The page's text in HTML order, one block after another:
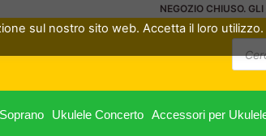
NEGOZIO CHIUSO.
Ukulele Concerto Accessori per
sul nostro sito web. Accetta il loro utilizzo.